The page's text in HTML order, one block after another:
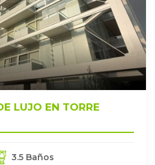
LUJO EN TORRE
3.5 Baños